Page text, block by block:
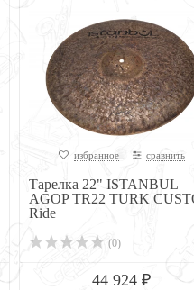
избранное сравнить
Тарелка 22" ISTANBUL
AGOP TR22 TURK
Ride
(0)
44 924 ₽